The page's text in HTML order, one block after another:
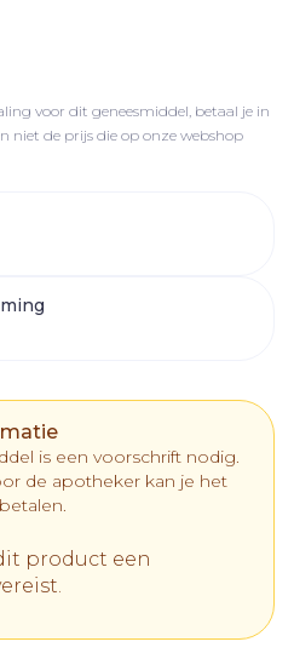
voor dit geneesmiddel, betaal je in
niet de prijs die op onze webshop
is een voorschrift nodig.
de apotheker kan je het
product een